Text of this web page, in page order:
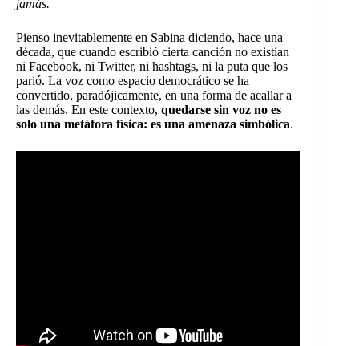
jamás.
Pienso inevitablemente en Sabina diciendo, hace una
década, que cuando escribió cierta canción no existían
ni Facebook, ni Twitter, ni hashtags, ni la puta que los
parió. La voz como espacio democrático se ha
convertido, paradójicamente, en una forma de acallar a
las demás. En este contexto, quedarse sin voz no es
solo una metáfora física: es una amenaza simbólica.